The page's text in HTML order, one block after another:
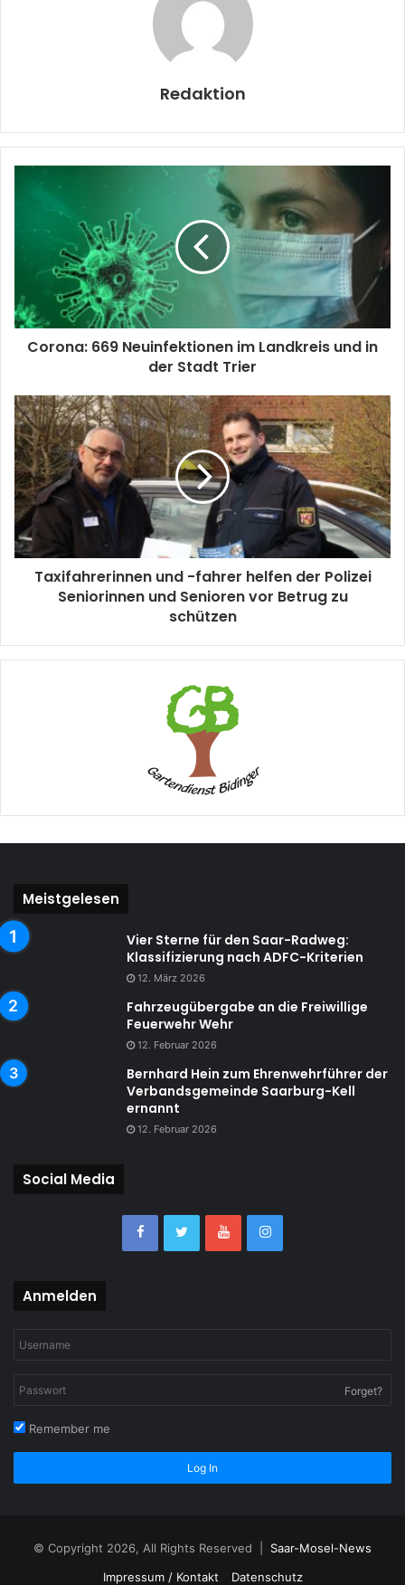
Redaktion
Corona: 669 Neuinfektionen im Landkreis und in
der Stadt Trier
Taxifahrerinnen und -fahrer helfen der Polizei
Seniorinnen und Senioren vor Betrug zu
schützen
Meistgelesen
Vier Sterne für den Saar-Radweg:
Klassifizierung nach ADFC-Kriterien
12. März 2026
Fahrzeugübergabe an die Freiwillige
Feuerwehr Wehr
12. Februar 2026
Bernhard Hein zum Ehrenwehrführer der
Verbandsgemeinde Saarburg-Kell
ernannt
12. Februar 2026
Social Media
Anmelden
Forget?
Remember me
Log In
© Copyright 2026, All Rights Reserved | Saar-Mosel-News
Impressum / Kontakt
Datenschutz